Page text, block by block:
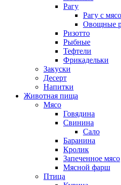
Рагу
Рагу с
Овощные
Ризотто
Рыбные
Тефтели
Фрикадельки
Закуски
Десерт
Напитки
Животная пища
Мясо
Говядина
Свинина
Сало
Баранина
Кролик
Запеченное мясо
Мясной фарш
Птица